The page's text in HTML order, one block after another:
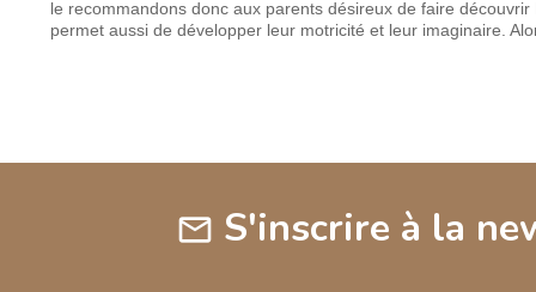
le recommandons donc aux parents désireux de faire découvrir
permet aussi de développer leur motricité et leur imaginaire.
mail S'inscrire à la